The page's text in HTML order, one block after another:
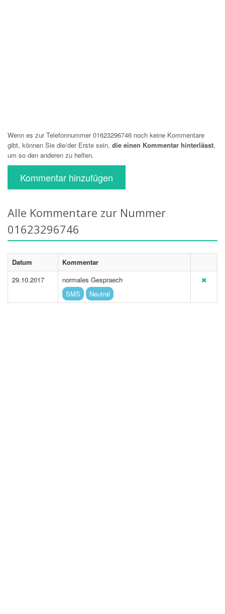
Wenn es zur Telefonnummer 01623296746 noch keine Kommentare
gibt, können Sie die/der Erste sein, die einen Kommentar hinterlässt,
um so den anderen zu helfen.
Kommentar hinzufügen
Alle Kommentare zur Nummer
01623296746
Datum
Kommentar
29.10.2017
normales Gespraech
SMS
Neutral